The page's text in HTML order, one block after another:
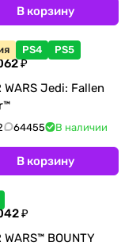
В корзину
PS4 PS5
₽
WARS Jedi: Fallen
64455 В наличии
В корзину
₽
WARS™ BOUNTY